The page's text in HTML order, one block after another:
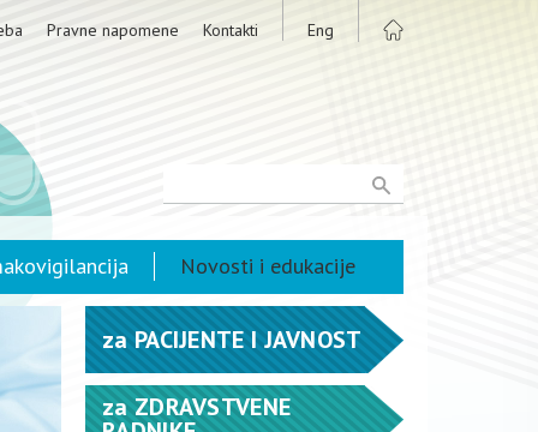
Pravne napomene Kontakti Eng
Novosti i edukacije
za PACIJENTE I JAVNOST
za ZDRAVSTVENE